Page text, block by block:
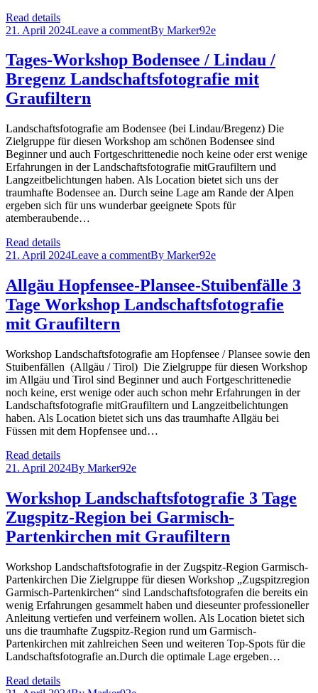
Read details
21. April 2024Leave a commentBy Marker92e
Tages-Workshop Bodensee / Lindau /
Bregenz Landschaftsfotografie mit
Graufiltern
Landschaftsfotografie am Bodensee (bei Lindau/Bregenz) Die
Zielgruppe für diesen Workshop am schönen Bodensee sind
Beginner und auch Fortgeschrittenedie noch keine oder erst wenige
Erfahrungen in der Landschaftsfotografie mitGraufiltern und
Langzeitbelichtungen haben. Als Location bietet sich uns der
traumhafte Bodensee an. Durch seine Lage am Rande der Alpen
ergeben sich für uns wunderbar geeignete Spots für
atemberaubende…
Read details
21. April 2024Leave a commentBy Marker92e
Allgäu Hopfensee-Plansee-Stuibenfälle 3
Tage Workshop Landschaftsfotografie
mit Graufiltern
Workshop Landschaftsfotografie am Hopfensee / Plansee sowie den
Stuibenfällen (Allgäu / Tirol) Die Zielgruppe für diesen Workshop
im Allgäu und Tirol sind Beginner und auch Fortgeschrittenedie
noch keine, erst wenige oder auch schon mehr Erfahrungen in der
Landschaftsfotografie mitGraufiltern und Langzeitbelichtungen
haben. Als Location bietet sich uns das traumhafte Allgäu bei
Füssen mit dem Hopfensee und…
Read details
21. April 2024By Marker92e
Workshop Landschaftsfotografie 3 Tage
Zugspitz-Region bei Garmisch-
Partenkirchen mit Graufiltern
Workshop Landschaftsfotografie in der Zugspitz-Region Garmisch-
Partenkirchen Die Zielgruppe für diesen Workshop „Zugspitzregion
Garmisch-Partenkirchen“ sind Landschaftsfotografen die bereits ein
wenig Erfahrungen gesammelt haben und dieseunter professioneller
Anleitung vertiefen und verfeinern wollen. Als Location bietet sich
uns die traumhafte Zugspitz-Region rund um Garmisch-
Partenkirchen mit zahlreichen Seen und weiteren Top-Spots für die
Landschaftsfotografie an.Durch die optimale Lage ergeben…
Read details